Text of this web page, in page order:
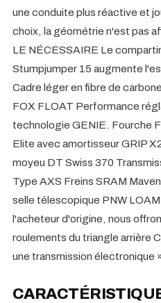
une conduite plus réactive et
choix, la géométrie n'est pas
LE NÉCESSAIRE Le
Stumpjumper 15 augmente
Cadre léger en fibre de
FOX FLOAT Performance
technologie GENIE. Fourche
Elite avec amortisseur GRIP
moyeu DT Swiss 370
Type AXS Freins SRAM
selle télescopique PNW
l'acheteur d'origine, nous
roulements du triangle arrière
une transmission électronique